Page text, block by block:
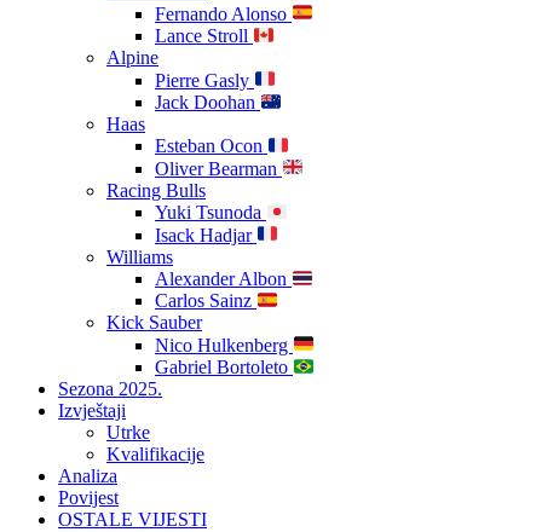
Fernando Alonso
Lance Stroll
Alpine
Pierre Gasly
Jack Doohan
Haas
Esteban Ocon
Oliver Bearman
Racing Bulls
Yuki Tsunoda
Isack Hadjar
Williams
Alexander Albon
Carlos Sainz
Kick Sauber
Nico Hulkenberg
Gabriel Bortoleto
Sezona 2025.
Izvještaji
Utrke
Kvalifikacije
Analiza
Povijest
OSTALE VIJESTI